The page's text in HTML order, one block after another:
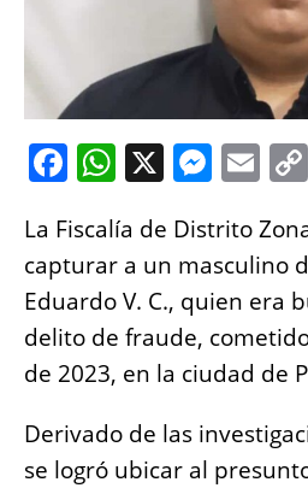
F
c
e
b
o
o
k
W
at
s
A
p
p
X M
ss
e
n
g
er
E
ai
l
La Fiscalía de Distrito
capturar a un masculino
Eduardo V. C., quien era
delito de fraude,
de 2023, en la ciudad de
Derivado de las
se logró ubicar al